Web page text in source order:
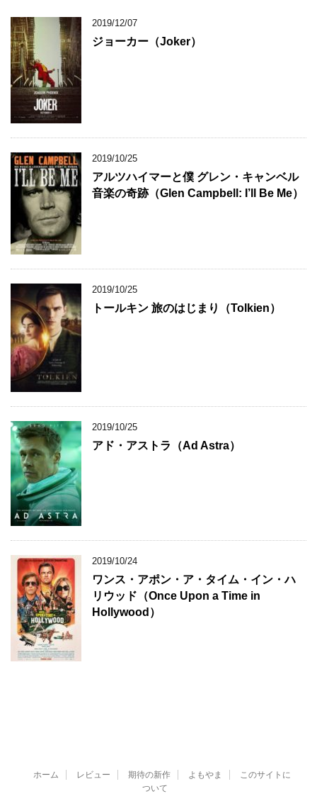
2019/12/07
ジョーカー（Joker）
2019/10/25
アルツハイマーと僕 グレン・キャンベル
音楽の奇跡（Glen Campbell: I’ll Be Me）
2019/10/25
トールキン 旅のはじまり（Tolkien）
2019/10/25
アド・アストラ（Ad Astra）
2019/10/24
ワンス・アポン・ア・タイム・イン・ハ
リウッド（Once Upon a Time in
Hollywood）
ホーム レビュー 期待の新作 よもやま
このサイトに
ついて